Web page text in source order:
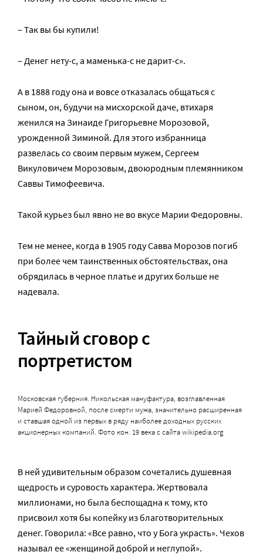
– Так вы бы купили!
– Денег нету-с, а маменька-с не дарит-с».
А в 1888 году она и вовсе отказалась общаться с
сыном, он, будучи на мисхорской даче, втихаря
женился на Зинаиде Григорьевне Морозовой,
урожденной Зиминой. Для этого избранница
развелась со своим первым мужем, Сергеем
Викуловичем Морозовым, двоюродным племянником
Саввы Тимофеевича.
Такой курьез был явно не во вкусе Марии Федоровны.
Тем не менее, когда в 1905 году Савва Морозов погиб
при более чем таинственных обстоятельствах, она
обрядилась в черное платье и других больше не
надевала.
Тайный сговор с
портретистом
Московская губерния. Никольская мануфактура, возглавленная
Марией Федоровной, после смерти мужа, значительно расширенная
и ставшая одной из первых в ряду наиболее доходных русских
акционерных компаний. Фото кон. 19 века с сайта wikipedia.org
В ней удивительным образом сочетались душевная
щедрость и суровость характера. Жертвовала
миллионами, но была беспощадна к тому, кто
присвоил хотя бы копейку из благотворительных
денег. Говорила: «Все равно, что у Бога украсть». Чехов
называл ее «женщиной доброй и неглупой».